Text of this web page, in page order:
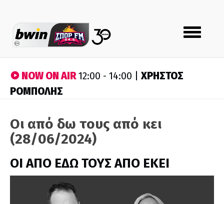
Toggle
navigation
NOW ON AIR12:00 - 14:00 | ΧΡΗΣΤΟΣ
ΡΟΜΠΟΛΗΣ
Οι από δω τους από κει
(28/06/2024)
ΟΙ ΑΠΟ ΕΔΩ ΤΟΥΣ ΑΠΟ ΕΚΕΙ